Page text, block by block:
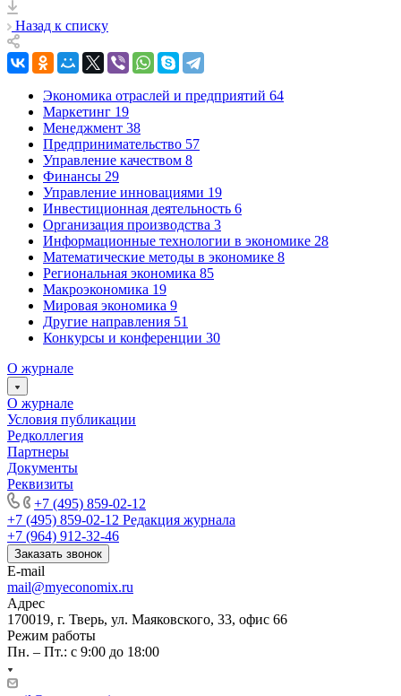
Назад к списку
Экономика отраслей и предприятий 64
Маркетинг 19
Менеджмент 38
Предпринимательство 57
Управление качеством 8
Финансы 29
Управление инновациями 19
Инвестиционная деятельность 6
Организация производства 3
Информационные технологии в экономике 28
Математические методы в экономике 8
Региональная экономика 85
Макроэкономика 19
Мировая экономика 9
Другие направления 51
Конкурсы и конференции 30
О журнале
О журнале
Условия публикации
Редколлегия
Партнеры
Документы
Реквизиты
+7 (495) 859-02-12
+7 (495) 859-02-12 Редакция журнала
+7 (964) 912-32-46
Заказать звонок
E-mail
mail@myeconomix.ru
Адрес
170019, г. Тверь, ул. Маяковского, 33, офис 66
Режим работы
Пн. – Пт.: с 9:00 до 18:00